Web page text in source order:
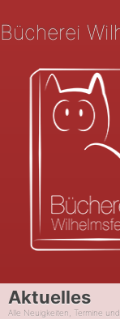
Bücherei
Aktuelles
Alle Neuigkeiten, Termine und